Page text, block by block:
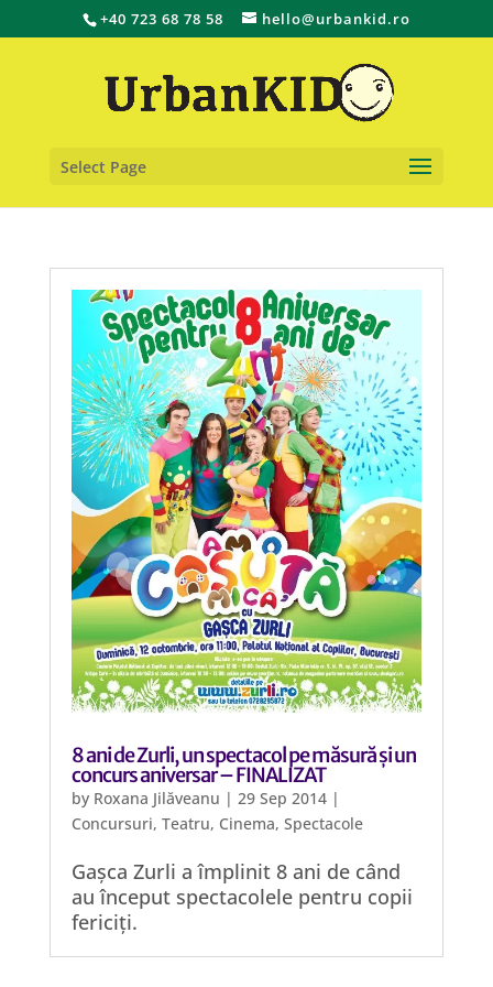
+40 723 68 78 58 hello@urbankid.ro
Select Page
8 ani de Zurli, un spectacol pe măsură și un
concurs aniversar – FINALIZAT
by Roxana Jilăveanu | 29 Sep 2014|
Concursuri, Teatru, Cinema, Spectacole
Gașca Zurli a împlinit 8 ani de când
au început spectacolele pentru copii
fericiți.